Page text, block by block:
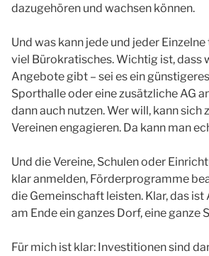
dazugehören und wachsen können.
Und was kann jede und jeder
viel Bürokratisches. Wichtig ist, dass
Angebote gibt – sei es ein
Sporthalle oder eine zusätzliche AG
dann auch nutzen. Wer will, kann
Vereinen engagieren. Da kann man
Und die Vereine, Schulen oder
klar anmelden, Förderprogramme
die Gemeinschaft leisten. Klar, das
am Ende ein ganzes Dorf, eine
Für mich ist klar: Investitionen sind